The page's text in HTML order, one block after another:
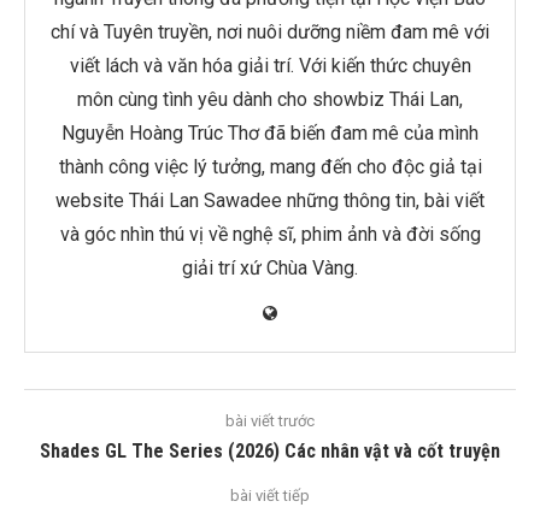
chí và Tuyên truyền, nơi nuôi dưỡng niềm đam mê với
viết lách và văn hóa giải trí. Với kiến thức chuyên
môn cùng tình yêu dành cho showbiz Thái Lan,
Nguyễn Hoàng Trúc Thơ đã biến đam mê của mình
thành công việc lý tưởng, mang đến cho độc giả tại
website Thái Lan Sawadee những thông tin, bài viết
và góc nhìn thú vị về nghệ sĩ, phim ảnh và đời sống
giải trí xứ Chùa Vàng.
bài viết trước
Shades GL The Series (2026) Các nhân vật và cốt truyện
bài viết tiếp